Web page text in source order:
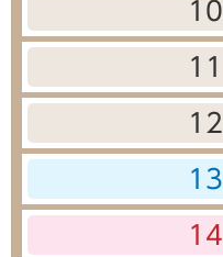
10
11
12
13
14